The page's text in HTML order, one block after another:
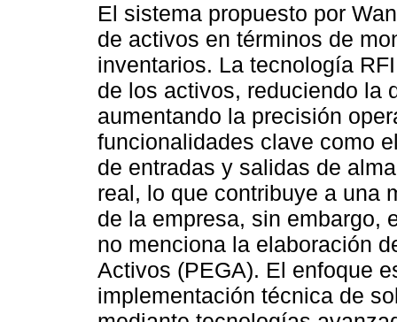
El sistema propuesto por
de activos en términos de
inventarios. La tecnología
de los activos, reduciendo la
aumentando la precisión
funcionalidades clave como
de entradas y salidas de
real, lo que contribuye a una
de la empresa, sin embargo,
no menciona la elaboración
Activos (PEGA). El enfoque
implementación técnica de